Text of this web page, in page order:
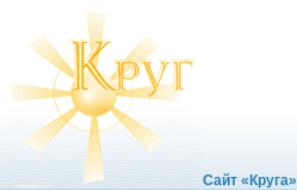
Сайт «Круга»